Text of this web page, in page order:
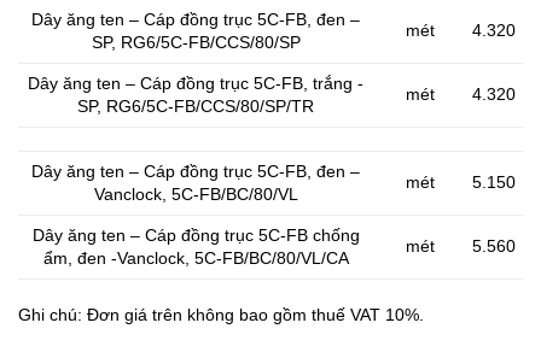
Dây ăng ten – Cáp đồng trục 5C-FB, đen –
SP, RG6/5C-FB/CCS/80/SP
mét 4.320
Dây ăng ten – Cáp đồng trục 5C-FB, trắng -
SP, RG6/5C-FB/CCS/80/SP/TR
mét 4.320
Dây ăng ten – Cáp đồng trục 5C-FB, đen –
Vanclock, 5C-FB/BC/80/VL
mét 5.150
Dây ăng ten – Cáp đồng trục 5C-FB chống
ẩm, đen -Vanclock, 5C-FB/BC/80/VL/CA
mét 5.560
Ghi chú: Đơn giá trên không bao gồm thuế VAT 10%.